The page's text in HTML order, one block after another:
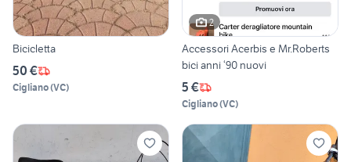
Bicicletta
50 €
Cigliano(VC)
2
Accessori Acerbis e Mr.Roberts
bici anni ‘90 nuovi
5 €
Cigliano(VC)